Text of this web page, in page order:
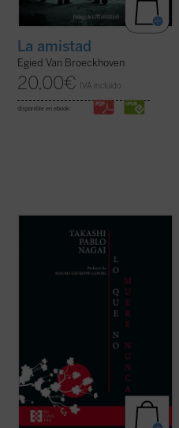
La amistad
Egied Van Broeckhoven
20,00€ IVA incluido
disponible en ebook:
de Takashi Nagai, en la que el autor recorre
su vida, desde la infancia hasta el día de la
explosión de la bomba atómica, captando
los numerosos acontecimientos que se